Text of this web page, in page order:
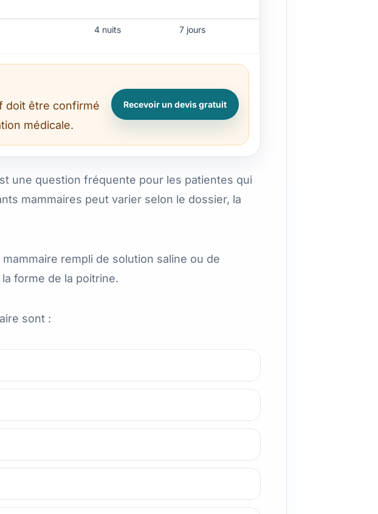
4 nuits 7 jours
doit être confirmé
médicale.
Recevoir un devis gratuit
une question fréquente pour les patientes qui
mammaires peut varier selon le dossier, la
mammaire rempli de solution saline ou de
forme de la poitrine.
sont :